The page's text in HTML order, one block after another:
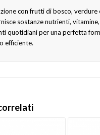
con frutti di bosco, verdure
sostanze nutrienti,
quotidiani per una perfetta
efficiente.